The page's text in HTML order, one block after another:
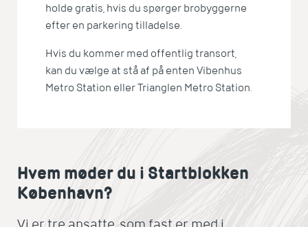
holde gratis, hvis du spørger brobyggerne
efter en parkering tilladelse.
Hvis du kommer med offentlig transort,
kan du vælge at stå af på enten Vibenhus
Metro Station eller Trianglen Metro Station.
Hvem møder du i Startblokken
København?